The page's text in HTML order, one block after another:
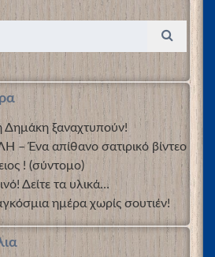
ξαναχτυπούν!
Ένα απίθανο σατιρικό βίντεο
! (σύντομο)
Δείτε τα υλικά…
ημέρα χωρίς σουτιέν!